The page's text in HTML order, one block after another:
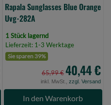
Rapala Sunglasses Blue Orange
Uvg-282A
1 Stück lagernd
Lieferzeit: 1-3 Werktage
Sie sparen 39%
65,99 €40,44 €
inkl. MwSt., zzgl. Versand
In den Warenkorb